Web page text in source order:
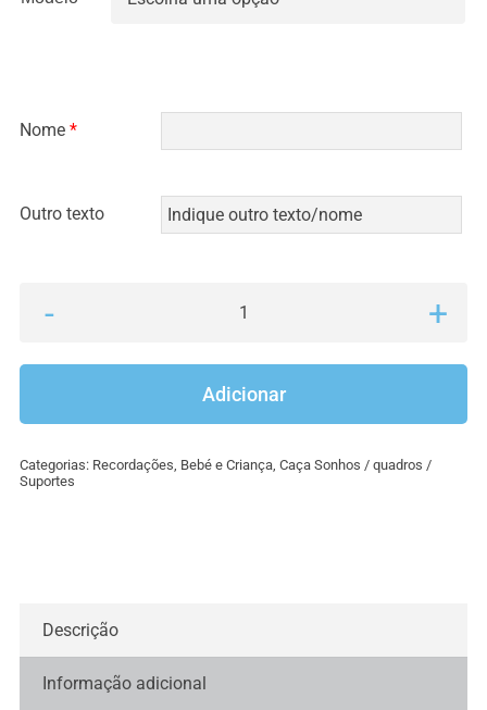
Nome *
Outro texto
Placas
do
Adicionar
Categorias: Recordações Bebé e Criança, Caça Sonhos / quadros /
Suportes
Descrição
Informação adicional